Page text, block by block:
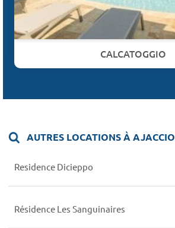
CALCATOGGIO
AUTRES LOCATIONS À AJACCIO
Residence Dicieppo
Résidence Les Sanguinaires